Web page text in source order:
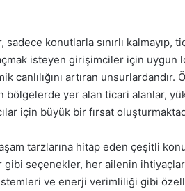
sadece konutlarla sınırlı
isteyen girişimciler için uygun
canlılığını artıran unsurlardandır.
bölgelerde yer alan ticari alanlar,
için büyük bir fırsat
tarzlarına hitap eden çeşitli
seçenekler, her ailenin
ve enerji verimliliği gibi